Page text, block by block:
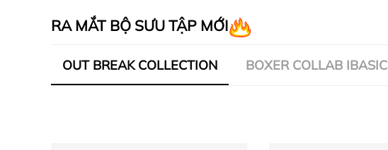
RA MẮT BỘ SƯU TẬP MỚI
OUT BREAK COLLECTION BOXER COLLAB IBASIC